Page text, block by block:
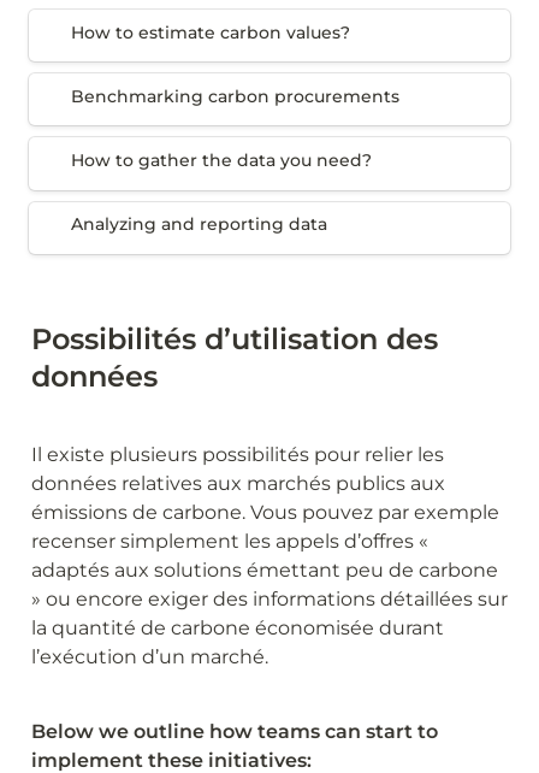
How to estimate carbon values?
How to estimate carbon values?
Benchmarking carbon procurements
Benchmarking carbon procurements
How to gather the data you need?
How to gather the data you need?
Analyzing and reporting data
Analyzing and reporting data
Possibilités d’utilisation des
données
Il existe plusieurs possibilités pour relier les
données relatives aux marchés publics aux
émissions de carbone. Vous pouvez par exemple
recenser simplement les appels d’offres «
adaptés aux solutions émettant peu de carbone
» ou encore exiger des informations détaillées sur
la quantité de carbone économisée durant
l’exécution d’un marché.
Below we outline how teams can start to
implement these initiatives: